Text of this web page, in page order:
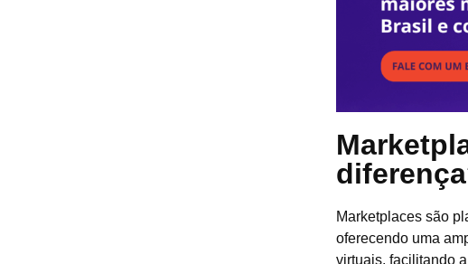
Marketplaces são
oferecendo uma
virtuais, facilitando